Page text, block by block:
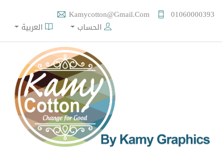
01060000393
Kamycotton@gmail.com
الحساب
العربية